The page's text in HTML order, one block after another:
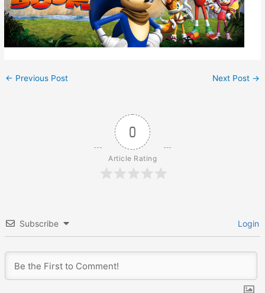
← Previous Post Next Post →
0
Article Rating
Subscribe Login